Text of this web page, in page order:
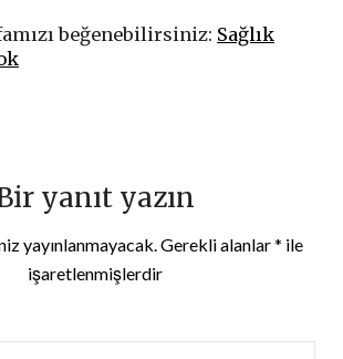
beğenebilirsiniz: Sağlık
yanıt yazın
yayınlanmayacak.Gerekli alanlar* ile
işaretlenmişlerdir